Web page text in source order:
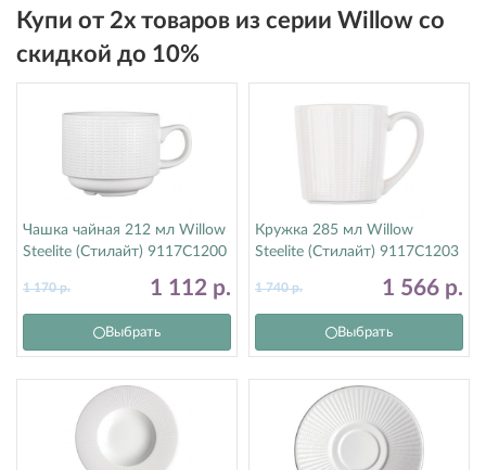
Купи от 2х товаров из серии Willow со
скидкой до 10%
Чашка чайная 212 мл Willow
Steelite (Стилайт) 9117C1200
1 112 р.
1 170р.
Выбрать
Кружка 285 мл Willow
Steelite (Стилайт) 9117C1203
1 566 р.
1 740р.
Выбрать